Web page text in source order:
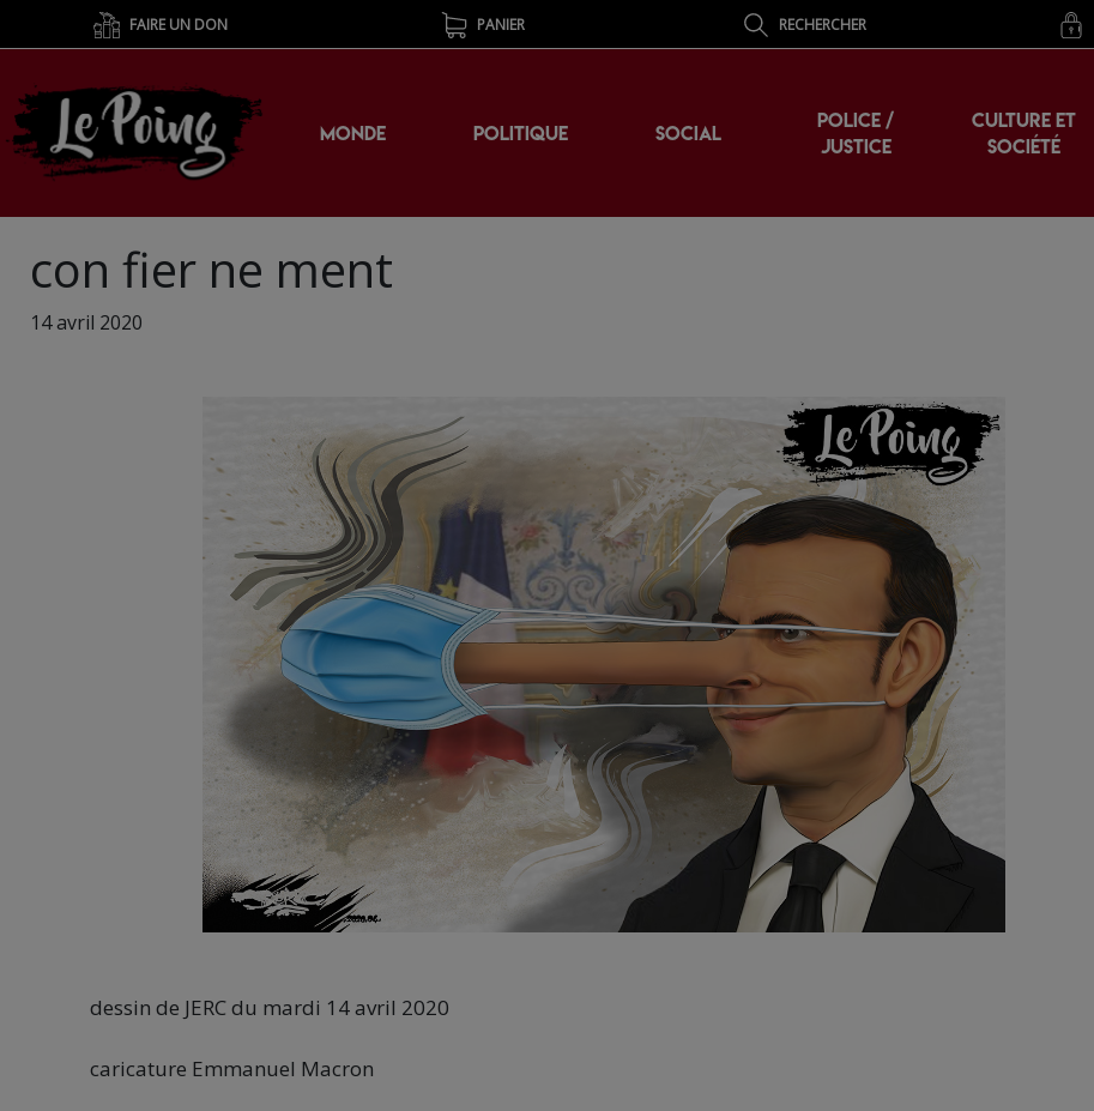
FAIRE UN DON PANIER RECHERCHER
MONDE POLITIQUE SOCIAL
POLICE /
JUSTICE
CULTURE ET
SOCIÉTÉ
con fier ne ment
14 avril 2020
dessin de JERC du mardi 14 avril 2020
caricature Emmanuel Macron